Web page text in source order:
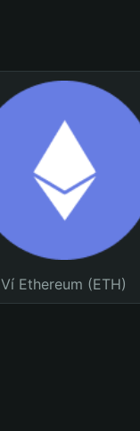
Ví Ethereum (ETH)